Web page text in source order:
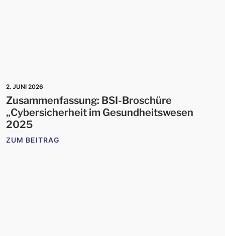
2. JUNI 2026
Zusammenfassung: BSI-Broschüre
„Cybersicherheit im Gesundheitswesen
2025
ZUM BEITRAG